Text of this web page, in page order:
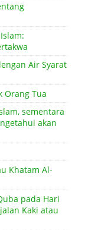
Air Syarat
Orang Tua
sementara
akan
Khatam Al-
pada Hari
Kaki atau